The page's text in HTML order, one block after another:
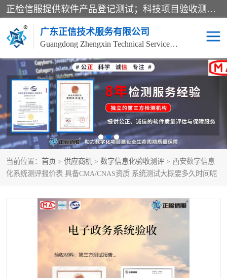
正检信服提供软件产品登记测试；科技项目验收测试；产品确认测试；功能测试；性能测试；安全测试；代码审计测试；漏洞扫描测试；渗透测试；风险评估测试；信息安全等级保护测评；双软认定；实验室建设质量体系建设；软件着作权、软件评测等服务。
广东正信技术服务有限公司
Guangdong Zhengxin Technical Service Co., Ltd
当前位置： 首页 > 供应商机 > 数字信息化验收测评 > 西安数字信息
化系统测评报价表 具备CMA/CNAS资质 系统测试大概要多久时间呢
电子政务验收测评 数字信息化验收测评
应用软件系统测试 信息系统漏洞扫描
科技成果鉴定测试 软件产品登记测试
信息安全风险评估 系统性能效率测试